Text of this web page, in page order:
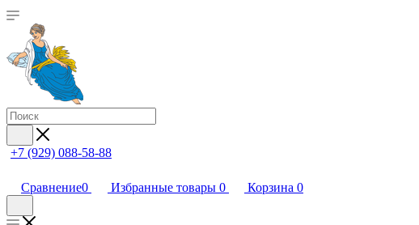
+7 (929) 088-58-88
Сравнение0 Избранные товары 0 Корзина 0